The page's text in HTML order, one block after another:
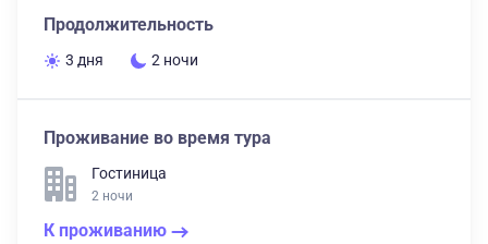
Продолжительность
3 дня 2 ночи
Проживание во время тура
Гостиница
2 ночи
К проживанию